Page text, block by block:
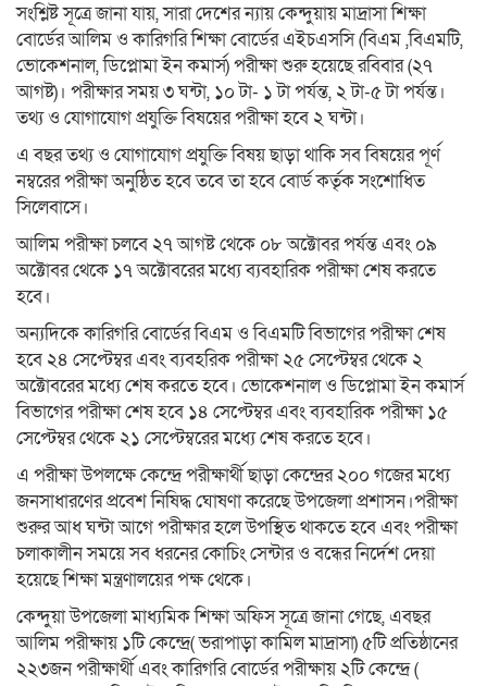
সংশ্লিষ্ট সূত্রে জানা যায়, সারা দেশের ন্যায় কেন্দুয়ায় মাদ্রাসা শিক্ষা
বোর্ডের আলিম ও কারিগরি শিক্ষা বোর্ডের এইচএসসি (বিএম ,বিএমটি,
ভোকেশনাল, ডিপ্লোমা ইন কমার্স) পরীক্ষা শুরু হয়েছে রবিবার (২৭
আগষ্ট)। পরীক্ষার সময় ৩ ঘন্টা, ১০ টা- ১ টা পর্যন্ত, ২ টা-৫ টা পর্যন্ত।
তথ্য ও যোগাযোগ প্রযুক্তি বিষয়ের পরীক্ষা হবে ২ ঘন্টা।
এ বছর তথ্য ও যোগাযোগ প্রযুক্তি বিষয় ছাড়া থাকি সব বিষয়ের পূর্ণ
নম্বরের পরীক্ষা অনুষ্ঠিত হবে তবে তা হবে বোর্ড কর্তৃক সংশোধিত
সিলেবাসে।
আলিম পরীক্ষা চলবে ২৭ আগষ্ট থেকে ০৮ অক্টোবর পর্যন্ত এবং ০৯
অক্টোবর থেকে ১৭ অক্টোবরের মধ্যে ব্যবহারিক পরীক্ষা শেষ করতে
হবে।
অন্যদিকে কারিগরি বোর্ডের বিএম ও বিএমটি বিভাগের পরীক্ষা শেষ
হবে ২৪ সেপ্টেম্বর এবং ব্যবহরিক পরীক্ষা ২৫ সেপ্টেম্বর থেকে ২
অক্টোবরের মধ্যে শেষ করতে হবে। ভোকেশনাল ও ডিপ্লোমা ইন কমার্স
বিভাগের পরীক্ষা শেষ হবে ১৪ সেপ্টেম্বর এবং ব্যবহারিক পরীক্ষা ১৫
সেপ্টেম্বর থেকে ২১ সেপ্টেম্বরের মধ্যে শেষ করতে হবে।
এ পরীক্ষা উপলক্ষে কেন্দ্রে পরীক্ষার্থী ছাড়া কেন্দ্রের ২০০ গজের মধ্যে
জনসাধারণের প্রবেশ নিষিদ্ধ ঘোষণা করেছে উপজেলা প্রশাসন।পরীক্ষা
শুরুর আধ ঘন্টা আগে পরীক্ষার হলে উপস্থিত থাকতে হবে এবং পরীক্ষা
চলাকালীন সময়ে সব ধরনের কোচিং সেন্টার ও বন্ধের নির্দেশ দেয়া
হয়েছে শিক্ষা মন্ত্রণালয়ের পক্ষ থেকে।
কেন্দুয়া উপজেলা মাধ্যমিক শিক্ষা অফিস সূত্রে জানা গেছে, এবছর
আলিম পরীক্ষায় ১টি কেন্দ্রে( ভরাপাড়া কামিল মাদ্রাসা) ৫টি প্রতিষ্ঠানের
২২৩জন পরীক্ষার্থী এবং কারিগরি বোর্ডের পরীক্ষায় ২টি কেন্দ্রে (